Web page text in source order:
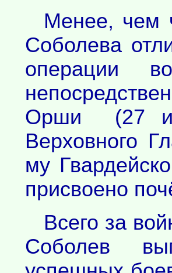
Менее, чем
Соболева
операции
Орши (27
Верховного
му
присвоено
Всего за
Соболев